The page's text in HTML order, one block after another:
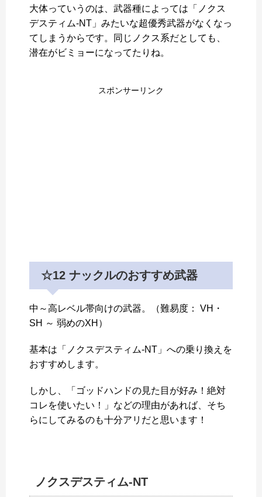
大体っていうのは、武器種によっては「ノクス
デスティム-NT」みたいな超優秀武器がなくなっ
てしまうからです。同じノクス系だとしても、
潜在がビミョーになってたりね。
スポンサーリンク
☆12 ナックルのおすすめ武器
中～高レベル帯向けの武器。（難易度： VH・
SH ～ 弱めのXH）
基本は「ノクスデスティム-NT」への乗り換えを
おすすめします。
しかし、「ゴッドハンドの見た目が好み！絶対
コレを使いたい！」などの理由があれば、そち
らにしてみるのも十分アリだと思います！
ノクスデスティム-NT